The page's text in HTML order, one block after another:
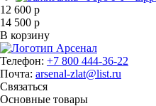
12 600 р
14 500 р
В корзину
Телефон: +7 800 444-36-22
Почта: arsenal-zlat@list.ru
Связаться
Основные товары